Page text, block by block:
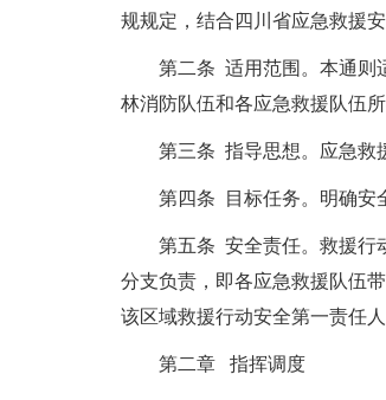
规规定，结合四川省应急救援
第二条 适用范围。本通则适
林消防队伍和各应急救援队伍
第三条 指导思想。应急救援
第四条 目标任务。明确安全
第五条 安全责任。救援行动
分支负责，即各应急救援队伍
该区域救援行动安全第一责任人
第二章 指挥调度